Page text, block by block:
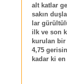
alt katlar
sakın
lar
ilk ve son
kurulan bir
4,75
kadar ki en